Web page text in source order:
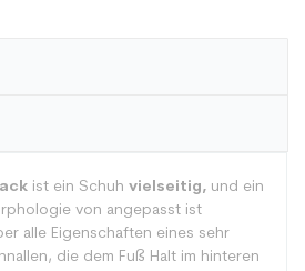
ist ein Schuh vielseitig, und ein
von angepasst ist
alle Eigenschaften eines sehr
die dem Fuß Halt im hinteren